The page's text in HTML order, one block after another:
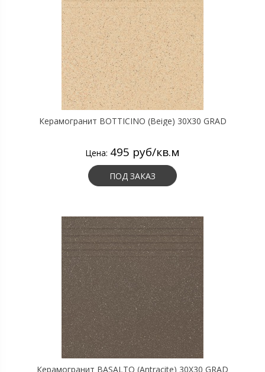
Керамогранит BOTTICINO (Beige) 30X30 GRAD
Цена: 495 руб/кв.м
ПОД ЗАКАЗ
Керамогранит BASALTO (Antracite) 30X30 GRAD